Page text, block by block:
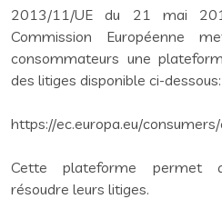
2013/11/UE du 21 mai
Commission Européenne
consommateurs une
des litiges disponible ci-dessous:
https://ec.europa.eu/
Cette plateforme permet
résoudre leurs litiges.